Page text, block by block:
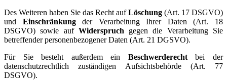
Des Weiteren haben Sie das Recht aufLöschung (Art. 17 DSGVO)
und Einschränkungder Verarbeitung Ihrer Daten (Art. 18
DSGVO) sowie auf Widerspruch gegen die Verarbeitung Sie
betreffender personenbezogener Daten (Art. 21 DGSVO).
Für Sie besteht außerdem ein Beschwerderechtbei der
datenschutzrechtlich zuständigen Aufsichtsbehörde (Art. 77
DSGVO).